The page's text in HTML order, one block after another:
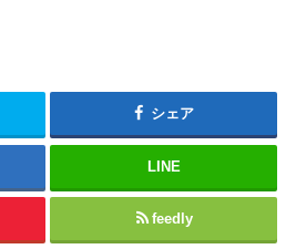
シェア
LINE
feedly